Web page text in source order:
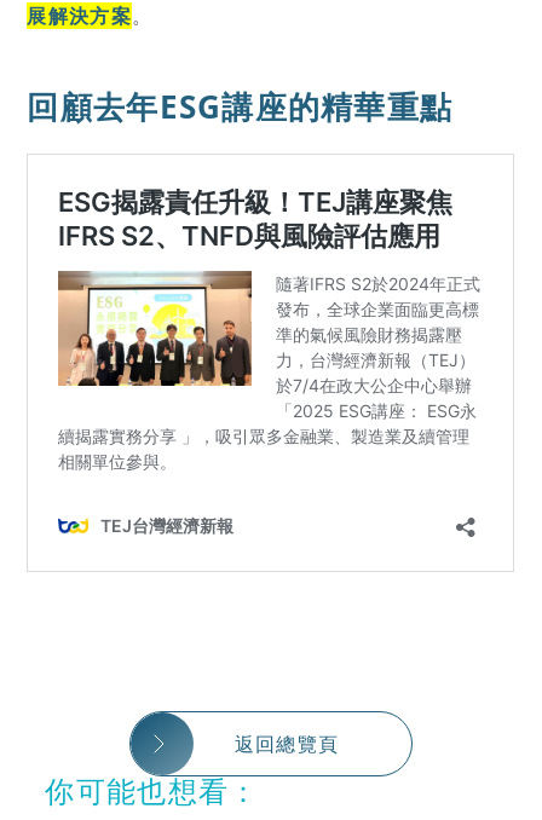
展解決方案。
回顧去年ESG講座的精華重點
返回總覽頁
你可能也想看：